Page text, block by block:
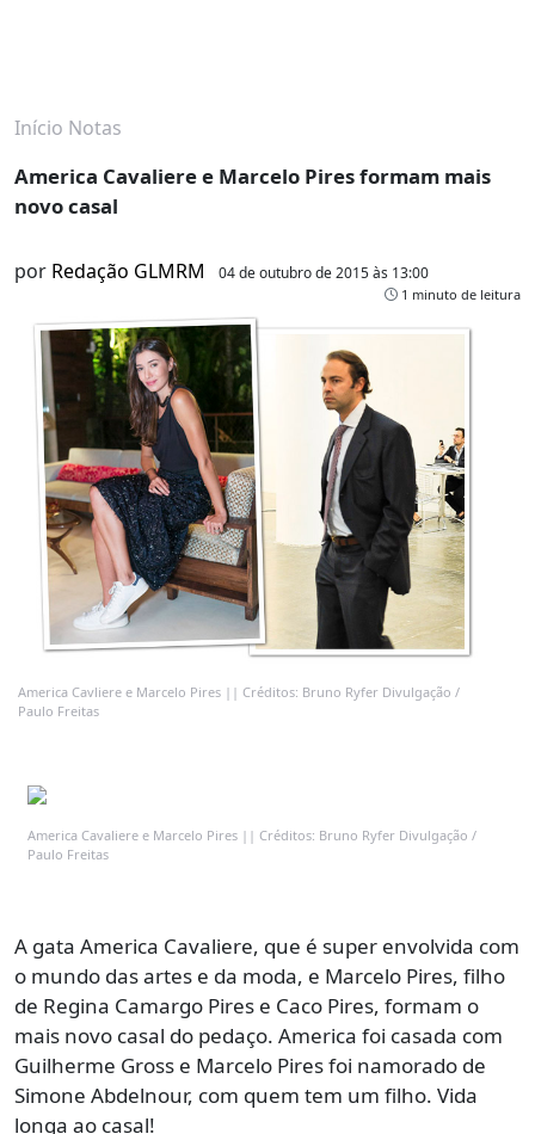
Início Notas
America Cavaliere e Marcelo Pires formam mais
novo casal
por Redação GLMRM 04 de outubro de 2015 às 13:00
1 minuto de leitura
America Cavliere e Marcelo Pires || Créditos: Bruno Ryfer Divulgação /
Paulo Freitas
America Cavaliere e Marcelo Pires || Créditos: Bruno Ryfer Divulgação /
Paulo Freitas
A gata America Cavaliere, que é super envolvida com
o mundo das artes e da moda, e Marcelo Pires, filho
de Regina Camargo Pires e Caco Pires, formam o
mais novo casal do pedaço. America foi casada com
Guilherme Gross e Marcelo Pires foi namorado de
Simone Abdelnour, com quem tem um filho. Vida
longa ao casal!